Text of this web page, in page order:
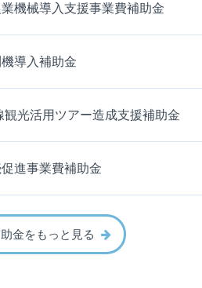
機械導入支援事業費補助金
導入補助金
光活用ツアー造成支援補助金
進事業費補助金
金をもっと見る